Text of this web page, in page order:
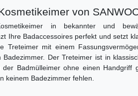
von
in bekannter und
Ihre Badaccessoires perfekt und setzt
Treteimer mit einem
Badezimmer. Der Treteimer ist in
der Badmülleimer ohne einen Handgriff
keinem Badezimmer fehlen.